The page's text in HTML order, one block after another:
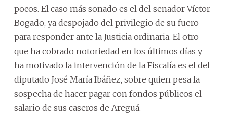
pocos. El caso más sonado es el del senador Víctor
Bogado, ya despojado del privilegio de su fuero
para responder ante la Justicia ordinaria. El otro
que ha cobrado notoriedad en los últimos días y
ha motivado la intervención de la Fiscalía es el del
diputado José María Ibáñez, sobre quien pesa la
sospecha de hacer pagar con fondos públicos el
salario de sus caseros de Areguá.